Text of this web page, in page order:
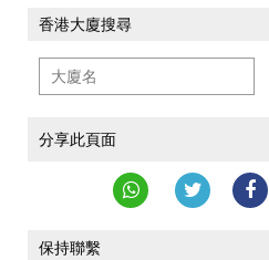
香港大廈搜尋
分享此頁面
保持聯繫